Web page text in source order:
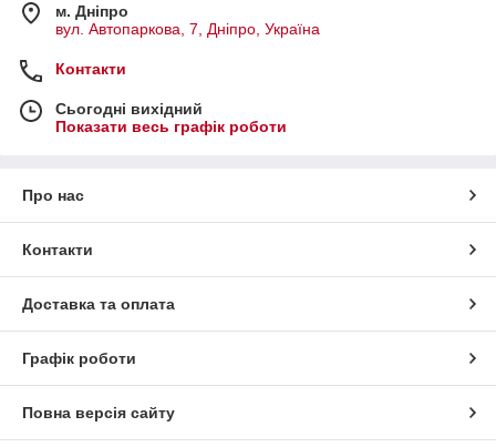
м. Дніпро
вул. Автопаркова, 7, Дніпро, Україна
Контакти
Сьогодні вихідний
Показати весь графік роботи
Про нас
Контакти
Доставка та оплата
Графік роботи
Повна версія сайту